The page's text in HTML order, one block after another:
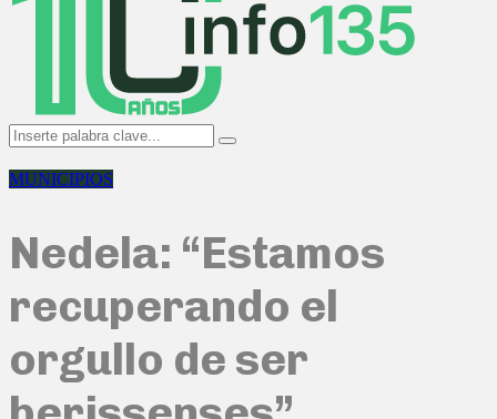
Search
for:
Search
MUNICIPIOS
Nedela: “Estamos
recuperando el
orgullo de ser